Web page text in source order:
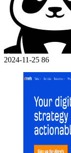
2024-11-25 86